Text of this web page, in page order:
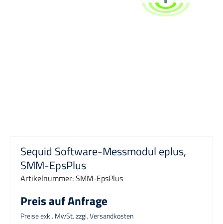
Sequid Software-Messmodul eplus,
SMM-EpsPlus
Artikelnummer:SMM-EpsPlus
Preis auf Anfrage
Preise exkl. MwSt. zzgl. Versandkosten